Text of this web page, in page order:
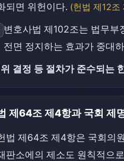
되면 위헌이다. (헌법 제12조
변호사법 제102조는 법무
전면 정지하는 효과가 중대
결정 등 절차가 준수되는
제64조 제4항과 국회 제
법 제64조 제4항은 국회의
판소에의 제소도 원칙적으